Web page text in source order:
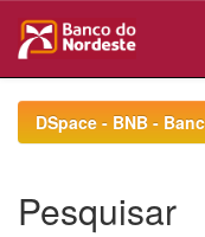
navigationDSpace - BNB -
Pesquisar